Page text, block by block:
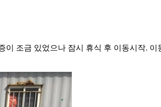
조금 있었으나 잠시 휴식 후 이동시작. 이